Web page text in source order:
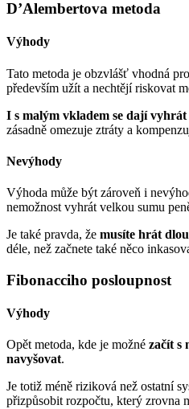
D’Alembertova metoda
Výhody
Tato metoda je obzvlášť vhodná
především užít a nechtějí riskovat
I s malým vkladem se dají
zásadně omezuje ztráty a
Nevýhody
Výhoda může být zároveň i
nemožnost vyhrát velkou sumu
Je také pravda, že musíte hrát
déle, než začnete také něco
Fibonacciho posloupnost
Výhody
Opět metoda, kde je možné začít s
navyšovat.
Je totiž méně riziková než ostatní
přizpůsobit rozpočtu, který zrovna